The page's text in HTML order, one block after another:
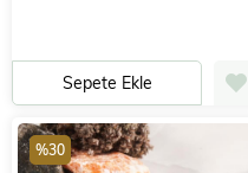
Sepete Ekle
%30